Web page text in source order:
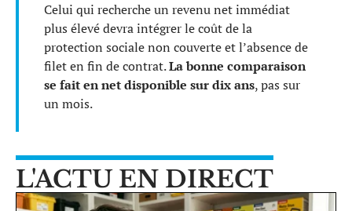
Celui qui recherche un revenu net immédiat
plus élevé devra intégrer le coût de la
protection sociale non couverte et l’absence de
filet en fin de contrat.La bonne comparaison
se fait en net disponible sur dix ans, pas sur
un mois.
L'ACTU EN DIRECT